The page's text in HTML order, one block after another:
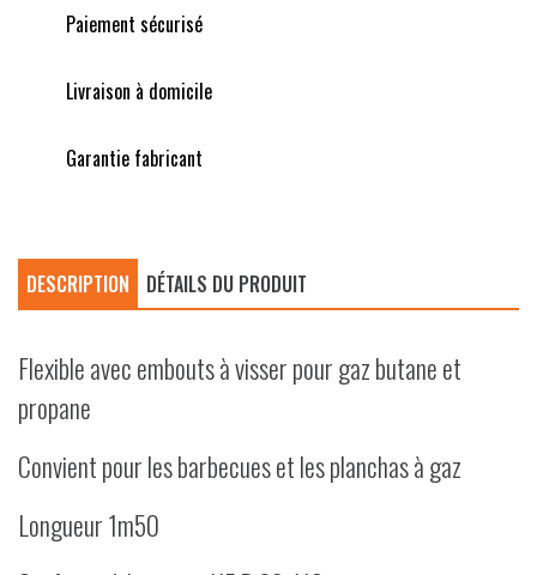
Paiement sécurisé
Livraison à domicile
Garantie fabricant
DESCRIPTION DÉTAILS DU PRODUIT
Flexible avec embouts à visser pour gaz butane et
propane
Convient pour les barbecues et les planchas à gaz
Longueur 1m50